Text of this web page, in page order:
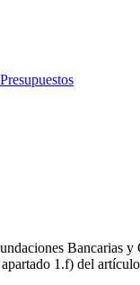
Bancarias
1.f) del